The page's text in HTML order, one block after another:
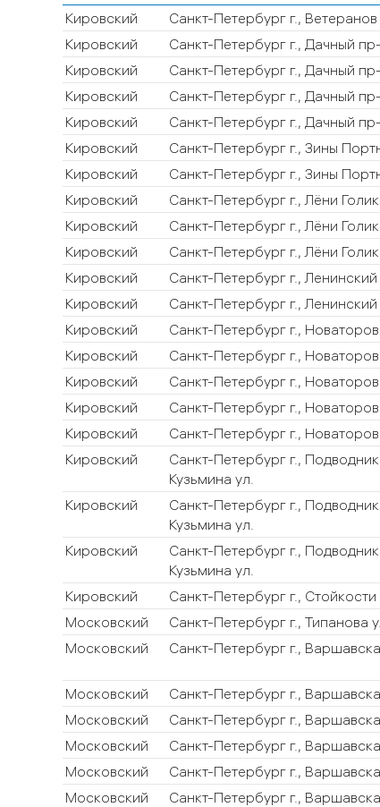
Кировский
Санкт-Петербург г.,
Кировский
Санкт-Петербург г., Дачный
Кировский
Санкт-Петербург г., Дачный
Кировский
Санкт-Петербург г., Дачный
Кировский
Санкт-Петербург г., Дачный
Кировский
Санкт-Петербург г., Зины
Кировский
Санкт-Петербург г., Зины
Кировский
Санкт-Петербург г., Лёни
Кировский
Санкт-Петербург г., Лёни
Кировский
Санкт-Петербург г., Лёни
Кировский
Санкт-Петербург г.,
Кировский
Санкт-Петербург г.,
Кировский
Санкт-Петербург г.,
Кировский
Санкт-Петербург г.,
Кировский
Санкт-Петербург г.,
Кировский
Санкт-Петербург г.,
Кировский
Санкт-Петербург г.,
Кировский
Санкт-Петербург г.,
Кузьмина ул.
Кировский
Санкт-Петербург г.,
Кузьмина ул.
Кировский
Санкт-Петербург г.,
Кузьмина ул.
Кировский Санкт-Петербург г., Стойкости
Московский
Санкт-Петербург г., Типанова
Московский
Санкт-Петербург г.,
Московский
Санкт-Петербург г.,
Московский
Санкт-Петербург г.,
Московский
Санкт-Петербург г.,
Московский
Санкт-Петербург г.,
Московский
Санкт-Петербург г.,